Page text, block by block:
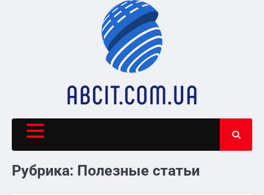
Рубрика: Полезные статьи